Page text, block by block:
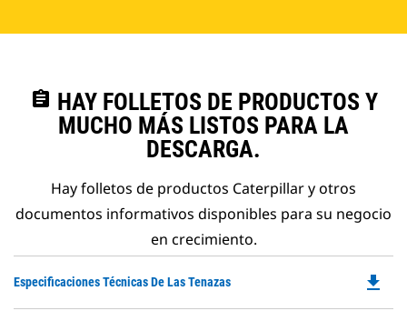
assignment HAY FOLLETOS DE PRODUCTOS Y
MUCHO MÁS LISTOS PARA LA
DESCARGA.
Hay folletos de productos Caterpillar y otros
documentos informativos disponibles para su negocio
en crecimiento.
Especificaciones Técnicas De Las Tenazas file_download